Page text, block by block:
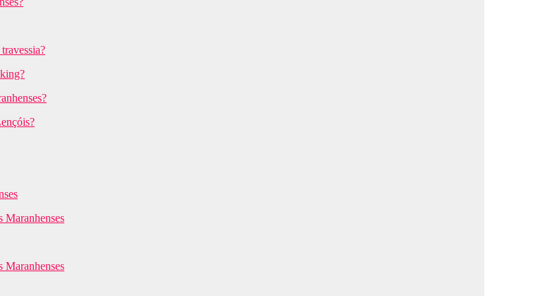
Maranhenses
Maranhenses